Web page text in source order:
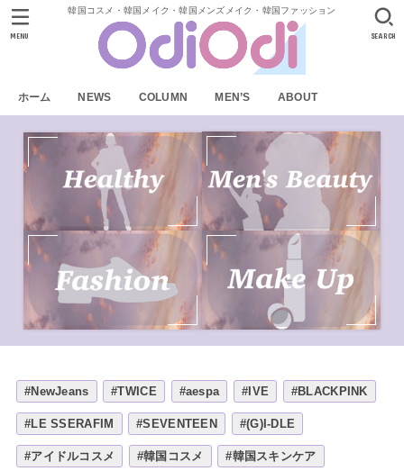
韓国コスメ・韓国メイク・韓国メンズメイク・韓国ファッション
ホーム NEWS COLUMN MEN’S ABOUT
SEARCH
MENU
#NewJeans #TWICE #aespa #IVE #BLACKPINK
#LE SSERAFIM #SEVENTEEN #(G)I-DLE
#アイドルコスメ #韓国コスメ #韓国スキンケア